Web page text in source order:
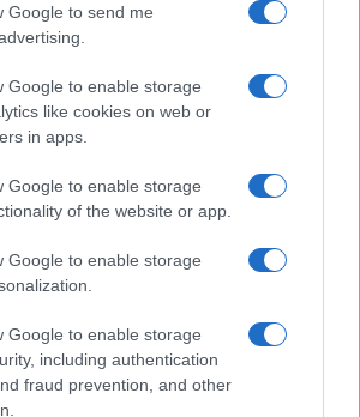
Google to send me
Google to enable storage
like cookies on web or
in apps.
Google to enable storage
of the website or app.
Google to enable storage
Google to enable storage
including authentication
fraud prevention, and other